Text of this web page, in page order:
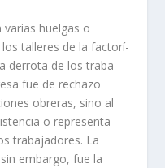
huelgas o
los talleres de la factorí­
derrota de los traba­
fue de rechazo
obreras, sino al
o representa­
trabajadores. La
embargo, fue la